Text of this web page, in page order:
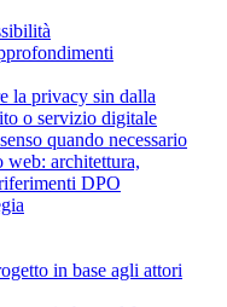
la privacy sin dalla
o servizio digitale
quando necessario
web: architettura,
DPO
in base agli attori